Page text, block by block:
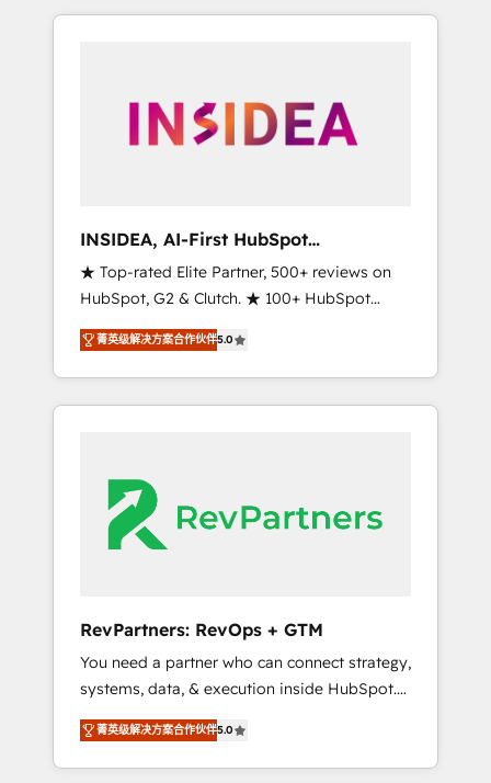
brand experiences As one of the few full-
globally regionalized HubSpot websites,
integrated marketing campaigns, & RevOps
adoption with change-management
programs, and align marketing, sales, and
service to drive sustainable growth With 6
key HubSpot accreditations and experience
across hundreds of organizations in dozens
of industries, there’s a good chance one of
our globally integrated teams has worked
looking for...and get your next big initiative
moving!
INSIDEA, AI-First HubSpot
Onboarding & RevOps
★ Top-rated Elite Partner, 500+ reviews on
HubSpot, G2 & Clutch. ★ 100+ HubSpot
Certified Experts & Trainers across the team
★ 1,500+ implementations across five
continents ★ AI-First, RevOps-led,
Onboarding obsessed ★ Company of the
engine. We onboard your team, migrate your
data, and build AI-powered workflows that
drive adoption from week one, in your time
from any legacy CRM. Zero downtime, full
data integrity. ➤ Implementation: Configure
HubSpot to run your revenue process. Sales,
marketing, and service wired together. ➤ AI
and Integrations: Layer Breeze AI, custom
agents, and APIs to remove manual work. ➤
菁英级解决方案合作伙伴5.0
RevPartners: RevOps + GTM
You need a partner who can connect strategy,
systems, data, & execution inside HubSpot.
We bridge the gap where most agencies fall
short by combining GTM strategy with
technical execution to solve the right
菁英级解决方案合作伙伴5.0